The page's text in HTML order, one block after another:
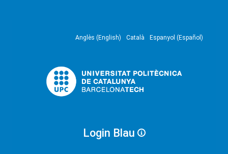
Anglès (English) Català Espanyol (Español)
Login Blau